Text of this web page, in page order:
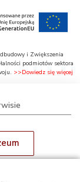
i Zwiększenia
podmiotów sektora
>>Dowiedz się więcej